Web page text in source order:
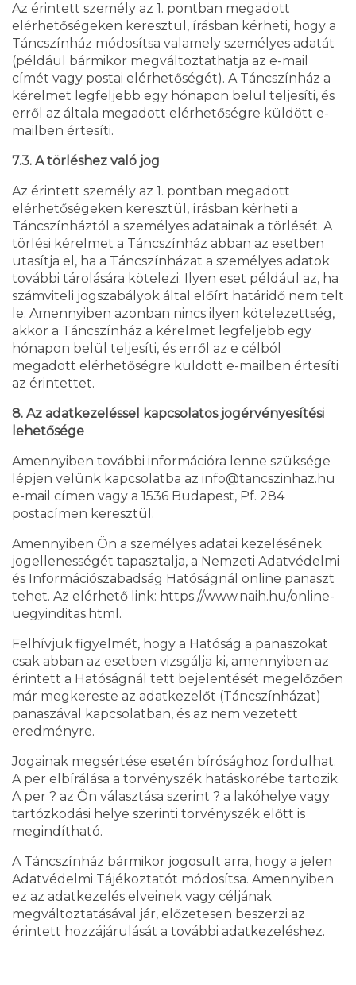
Az érintett személy az 1. pontban megadott
elérhetőségeken keresztül, írásban kérheti, hogy a
Táncszínház módosítsa valamely személyes adatát
(például bármikor megváltoztathatja az e-mail
címét vagy postai elérhetőségét). A Táncszínház a
kérelmet legfeljebb egy hónapon belül teljesíti, és
erről az általa megadott elérhetőségre küldött e-
mailben értesíti.
7.3. A törléshez való jog
Az érintett személy az 1. pontban megadott
elérhetőségeken keresztül, írásban kérheti a
Táncszínháztól a személyes adatainak a törlését. A
törlési kérelmet a Táncszínház abban az esetben
utasítja el, ha a Táncszínházat a személyes adatok
további tárolására kötelezi. Ilyen eset például az, ha
számviteli jogszabályok által előírt határidő nem telt
le. Amennyiben azonban nincs ilyen kötelezettség,
akkor a Táncszínház a kérelmet legfeljebb egy
hónapon belül teljesíti, és erről az e célból
megadott elérhetőségre küldött e-mailben értesíti
az érintettet.
8. Az adatkezeléssel kapcsolatos jogérvényesítési
lehetősége
Amennyiben további információra lenne szüksége
lépjen velünk kapcsolatba az info@tancszinhaz.hu
e-mail címen vagy a 1536 Budapest, Pf. 284
postacímen keresztül.
Amennyiben Ön a személyes adatai kezelésének
jogellenességét tapasztalja, a Nemzeti Adatvédelmi
és Információszabadság Hatóságnál online panaszt
tehet. Az elérhető link: https://www.naih.hu/online-
uegyinditas.html.
Felhívjuk figyelmét, hogy a Hatóság a panaszokat
csak abban az esetben vizsgálja ki, amennyiben az
érintett a Hatóságnál tett bejelentését megelőzően
már megkereste az adatkezelőt (Táncszínházat)
panaszával kapcsolatban, és az nem vezetett
eredményre.
Jogainak megsértése esetén bírósághoz fordulhat.
A per elbírálása a törvényszék hatáskörébe tartozik.
A per ? az Ön választása szerint ? a lakóhelye vagy
tartózkodási helye szerinti törvényszék előtt is
megindítható.
A Táncszínház bármikor jogosult arra, hogy a jelen
Adatvédelmi Tájékoztatót módosítsa. Amennyiben
ez az adatkezelés elveinek vagy céljának
megváltoztatásával jár, előzetesen beszerzi az
érintett hozzájárulását a további adatkezeléshez.